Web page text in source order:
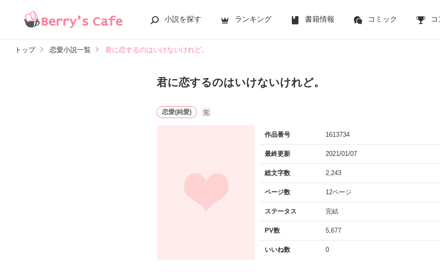
小説を探す ランキング 書籍情報 コミック
トップ 恋愛小説一覧 君に恋するのはいけないけれど。
君に恋するのはいけないけれど。
恋愛(純愛) 完
作品番号 1613734
最終更新 2021/01/07
総文字数 2,243
ページ数 12ページ
ステータス 完結
PV数 5,677
いいね数 0